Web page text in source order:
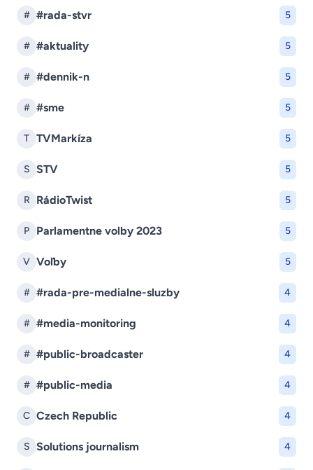
# #rada-stvr 5
# #aktuality 5
# #dennik-n 5
# #sme 5
T TVMarkíza 5
S STV 5
R RádioTwist 5
P Parlamentne volby 2023 5
V Voľby 5
# #rada-pre-medialne-sluzby 4
# #media-monitoring 4
# #public-broadcaster 4
# #public-media 4
C Czech Republic 4
S Solutions journalism 4